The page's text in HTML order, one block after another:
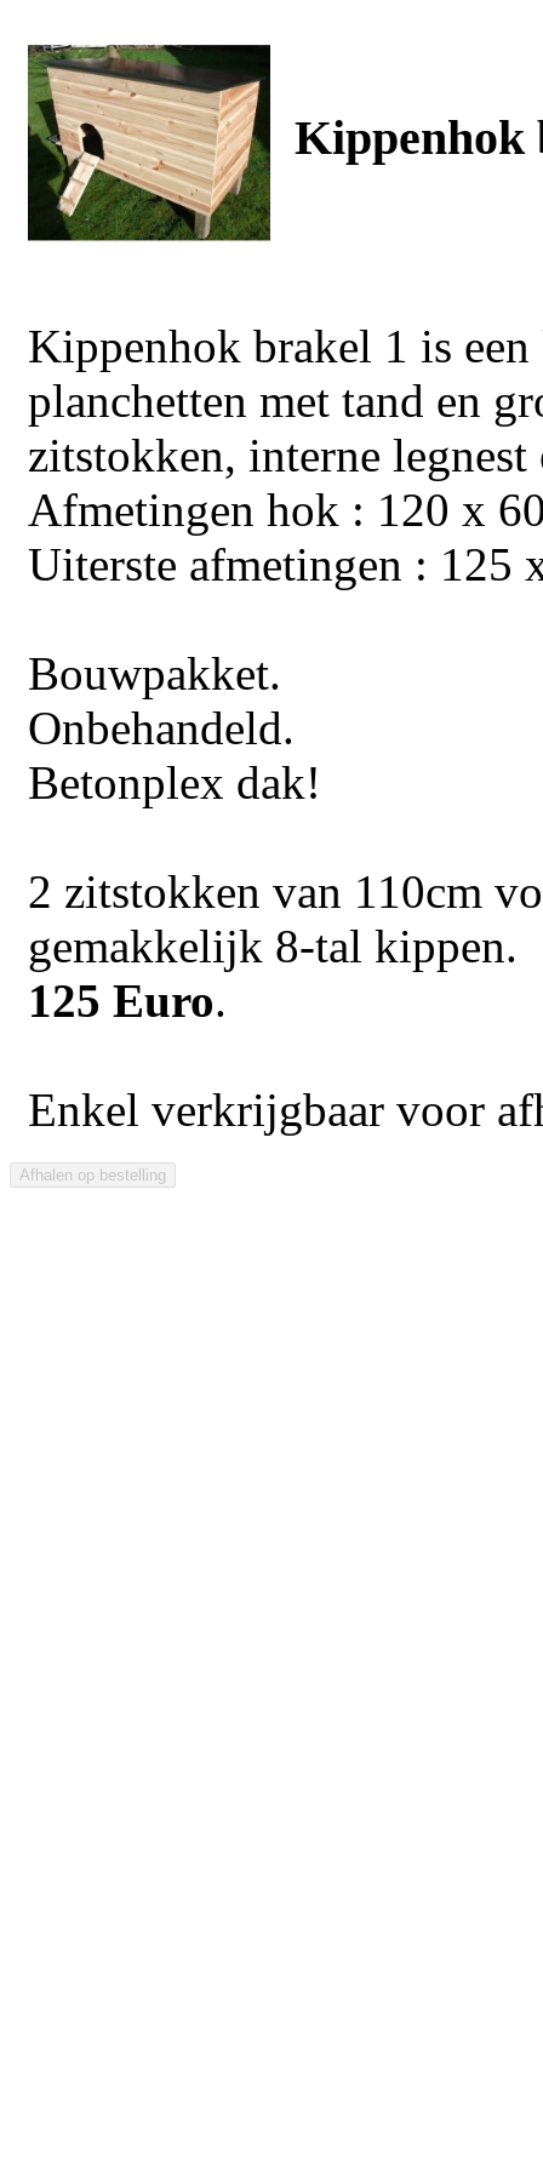
Kippenhok
Kippenhok brakel 1 is
planchetten met tand en
zitstokken, interne
Afmetingen hok : 120 x
Uiterste afmetingen : 125
Bouwpakket.
Onbehandeld.
Betonplex dak!
2 zitstokken van 110cm
gemakkelijk 8-tal kippen.
125 Euro.
Enkel verkrijgbaar voor